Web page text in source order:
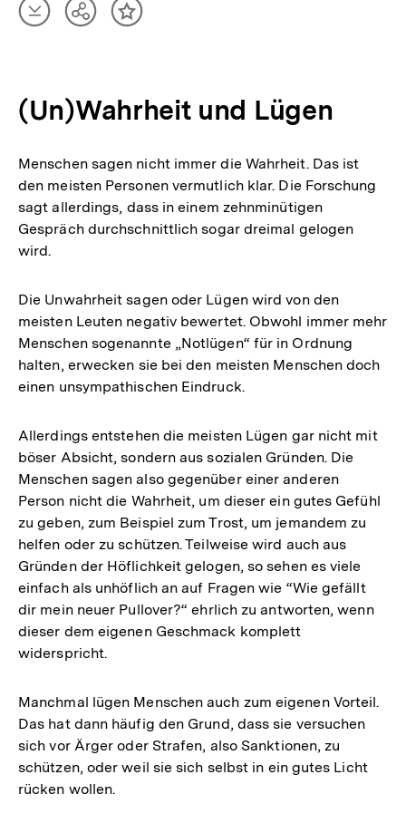
Artikel
herunterladen
TeilenInhalt
(Un)Wahrheit und Lügen
Menschen sagen nicht immer die Wahrheit. Das ist
den meisten Personen vermutlich klar. Die Forschung
sagt allerdings, dass in einem zehnminütigen
Gespräch durchschnittlich sogar dreimal gelogen
wird.
Die Unwahrheit sagen oder Lügen wird von den
meisten Leuten negativ bewertet. Obwohl immer mehr
Menschen sogenannte „Notlügen“ für in Ordnung
halten, erwecken sie bei den meisten Menschen doch
einen unsympathischen Eindruck.
Allerdings entstehen die meisten Lügen gar nicht mit
böser Absicht, sondern aus sozialen Gründen. Die
Menschen sagen also gegenüber einer anderen
Person nicht die Wahrheit, um dieser ein gutes Gefühl
zu geben, zum Beispiel zum Trost, um jemandem zu
helfen oder zu schützen. Teilweise wird auch aus
Gründen der Höflichkeit gelogen, so sehen es viele
einfach als unhöflich an auf Fragen wie “Wie gefällt
dir mein neuer Pullover?“ ehrlich zu antworten, wenn
dieser dem eigenen Geschmack komplett
widerspricht.
Manchmal lügen Menschen auch zum eigenen Vorteil.
Das hat dann häufig den Grund, dass sie versuchen
sich vor Ärger oder Strafen, also Sanktionen, zu
schützen, oder weil sie sich selbst in ein gutes Licht
rücken wollen.